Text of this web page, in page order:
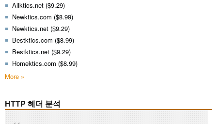
Allktics.net ($9.29)
Newktics.com ($8.99)
Newktics.net ($9.29)
Bestktics.com ($8.99)
Bestktics.net ($9.29)
Homektics.com ($8.99)
More »
HTTP 헤더 분석